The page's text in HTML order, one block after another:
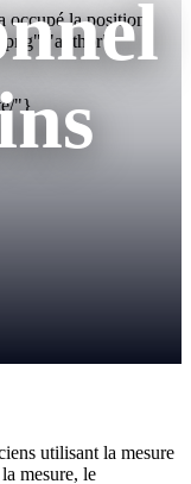
la position
"}
utilisant la mesure
mesure, le